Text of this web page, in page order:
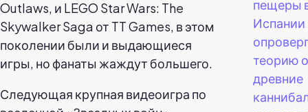
Outlaws, и LEGO Star Wars: The
Skywalker Saga от TT Games, в этом
поколении были и выдающиеся
игры, но фанаты жаждут большего.
Следующая крупная видеоигра по
пещеры
Испании
теорию
древние